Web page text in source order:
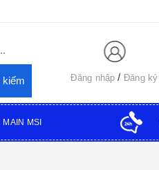
Đăng nhập Đăng ký
MAIN MSI